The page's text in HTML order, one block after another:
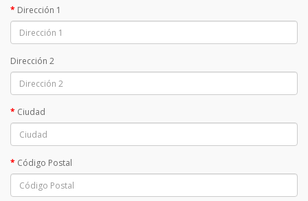
Dirección 1
Dirección 2
Ciudad
Código Postal